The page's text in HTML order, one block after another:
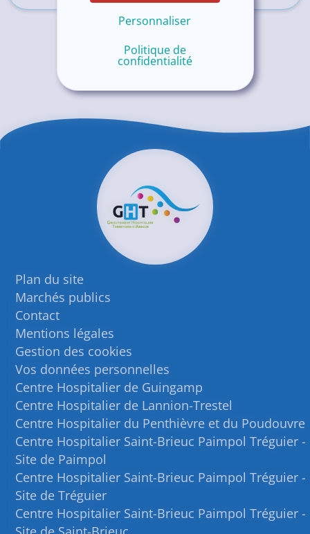
Plan du site
Marchés publics
Contact
Mentions légales
Gestion des cookies
Vos données personnelles
Centre Hospitalier de Guingamp
Centre Hospitalier de Lannion-Trestel
Centre Hospitalier du Penthièvre et du Poudouvre
Centre Hospitalier Saint-Brieuc Paimpol Tréguier -
Site de Paimpol
Centre Hospitalier Saint-Brieuc Paimpol Tréguier -
Site de Tréguier
Centre Hospitalier Saint-Brieuc Paimpol Tréguier -
Personnaliser
Politique de
confidentialité